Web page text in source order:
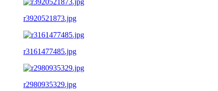
r3920521873.jpg
r3161477485.jpg
r2980935329.jpg